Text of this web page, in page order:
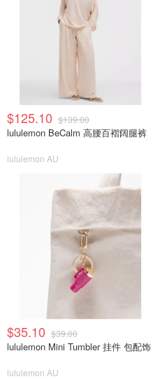
$125.10 $139.00
lululemon BeCalm 高腰百褶阔腿裤
lululemon AU
$35.10 $39.00
lululemon Mini Tumbler 挂件 包配饰
lululemon AU